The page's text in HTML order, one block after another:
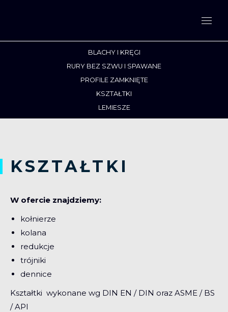
BLACHY I KRĘGI
RURY BEZ SZWU I SPAWANE
PROFILE ZAMKNIĘTE
KSZTAŁTKI
LEMIESZE
KSZTAŁTKI
W ofercie znajdziemy:
kołnierze
kolana
redukcje
trójniki
dennice
Kształtki wykonane wg DIN EN / DIN oraz ASME / BS
/ API